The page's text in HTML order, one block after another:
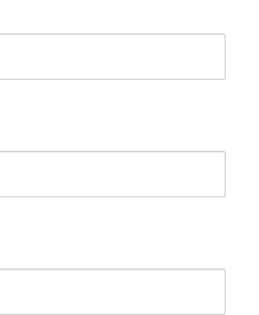
Mirando al Nahuel